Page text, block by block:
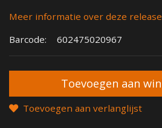
Meer informatie over deze release
Barcode:
602475020967
Toevoegen aan verlanglijst